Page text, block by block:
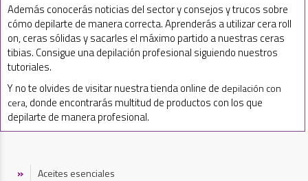
Además conocerás noticias del sector y consejos y trucos sobre
cómo depilarte de manera correcta. Aprenderás a utilizar cera roll
on, ceras sólidas y sacarles el máximo partido a nuestras ceras
tibias. Consigue una depilación profesional siguiendo nuestros
tutoriales.
Y no te olvides de visitar nuestra tienda online de depilación con
cera, donde encontrarás multitud de productos con los que
depilarte de manera profesional.
Aceites esenciales